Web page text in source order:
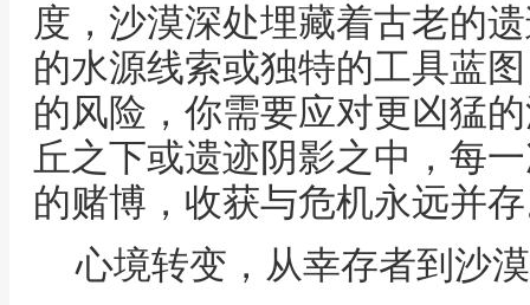
度，沙漠深处埋藏着古老的
的水源线索或独特的工具蓝
的风险，你需要应对更凶猛
丘之下或遗迹阴影之中，每
的赌博，收获与危机永远并
心境转变，从幸存者到沙